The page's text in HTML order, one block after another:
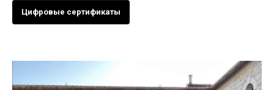
Цифровые сертификаты